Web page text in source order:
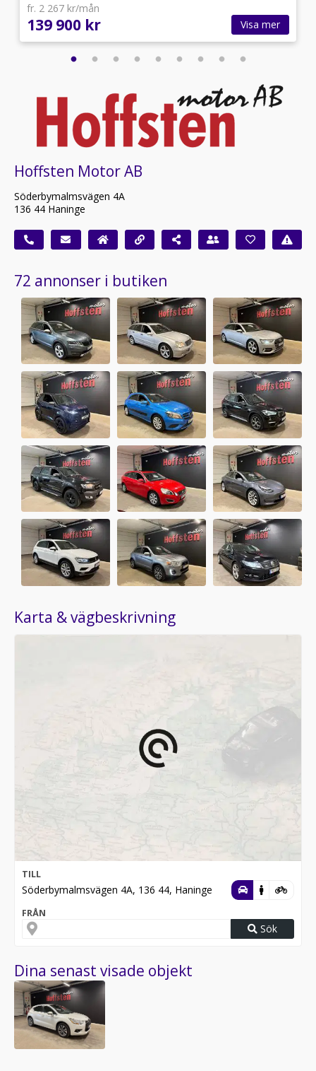
fr. 2 267 kr/mån
139 900 kr Visa mer
Hoffsten Motor AB
Söderbymalmsvägen 4A
136 44 Haninge
72 annonser i butiken
Karta & vägbeskrivning
TILL
Söderbymalmsvägen 4A, 136 44, Haninge
FRÅN
Sök
Dina senast visade objekt